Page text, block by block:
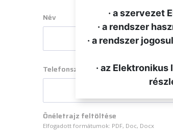
Név
Telefonszám
Önéletrajz feltöltése
Elfogadott formátumok: PDF, Doc, Docx
· a szervezet
· a rendszer
· a rendszer
· az